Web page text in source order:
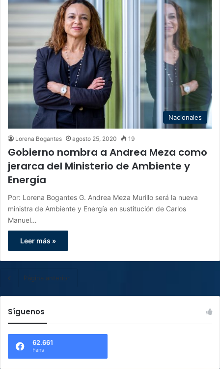
Nacionales
Lorena Bogantes agosto 25, 2020 19
Gobierno nombra a Andrea Meza como
jerarca del Ministerio de Ambiente y
Energía
Por: Lorena Bogantes G. Andrea Meza Murillo será la nueva
ministra de Ambiente y Energía en sustitución de Carlos
Manuel…
Leer más »
Página anterior
Síguenos
62.661
Fans